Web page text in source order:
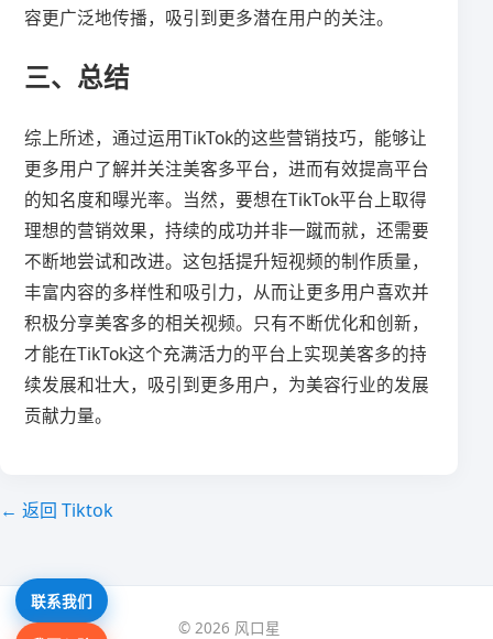
容更广泛地传播，吸引到更多潜在用户的关注。
三、总结
综上所述，通过运用TikTok的这些营销技巧，能够让
更多用户了解并关注美客多平台，进而有效提高平台
的知名度和曝光率。当然，要想在TikTok平台上取得
理想的营销效果，持续的成功并非一蹴而就，还需要
不断地尝试和改进。这包括提升短视频的制作质量，
丰富内容的多样性和吸引力，从而让更多用户喜欢并
积极分享美客多的相关视频。只有不断优化和创新，
才能在TikTok这个充满活力的平台上实现美客多的持
续发展和壮大，吸引到更多用户，为美容行业的发展
贡献力量。
← 返回 Tiktok
© 2026 风口星
联系我们